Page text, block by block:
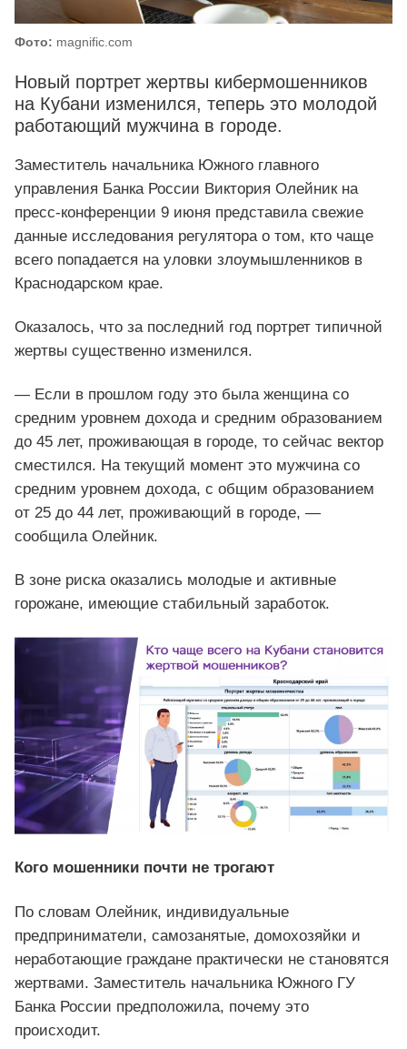
Фото: magnific.com
Новый портрет жертвы кибермошенников
на Кубани изменился, теперь это молодой
работающий мужчина в городе.
Заместитель начальника Южного главного
управления Банка России Виктория Олейник на
пресс‑конференции 9 июня представила свежие
данные исследования регулятора о том, кто чаще
всего попадается на уловки злоумышленников в
Краснодарском крае.
Оказалось, что за последний год портрет типичной
жертвы существенно изменился.
— Если в прошлом году это была женщина со
средним уровнем дохода и средним образованием
до 45 лет, проживающая в городе, то сейчас вектор
сместился. На текущий момент это мужчина со
средним уровнем дохода, с общим образованием
от 25 до 44 лет, проживающий в городе, —
сообщила Олейник.
В зоне риска оказались молодые и активные
горожане, имеющие стабильный заработок.
Кого мошенники почти не трогают
По словам Олейник, индивидуальные
предприниматели, самозанятые, домохозяйки и
неработающие граждане практически не становятся
жертвами. Заместитель начальника Южного ГУ
Банка России предположила, почему это
происходит.